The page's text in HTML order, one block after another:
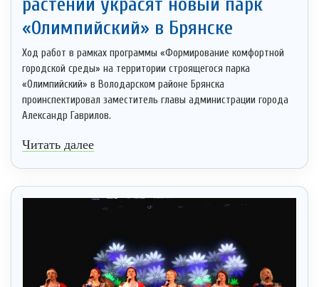
«Олимпийский» в Брянске
Ход работ в рамках программы «Формирование комфортной
городской среды» на территории строящегося парка
«Олимпийский» в Володарском районе Брянска
проинспектировал заместитель главы администрации города
Александр Гаврилов.
Читать далее